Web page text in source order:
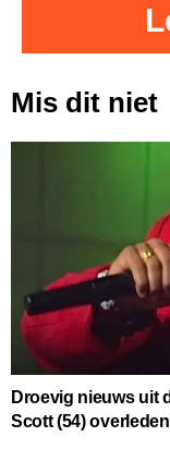
Mis dit niet
Droevig nieuws uit
Scott (54) overleden